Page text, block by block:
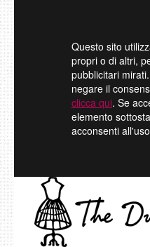
Questo sito
propri o di altri,
pubblicitari
negare il
clicca qui. Se
elemento
acconsenti